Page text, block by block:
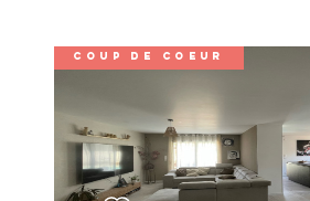
COUP DE COEUR
VOIR LE BIEN